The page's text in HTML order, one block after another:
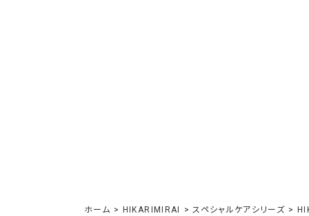
ホーム > HIKARIMIRAI > スペシャルケアシリーズ >